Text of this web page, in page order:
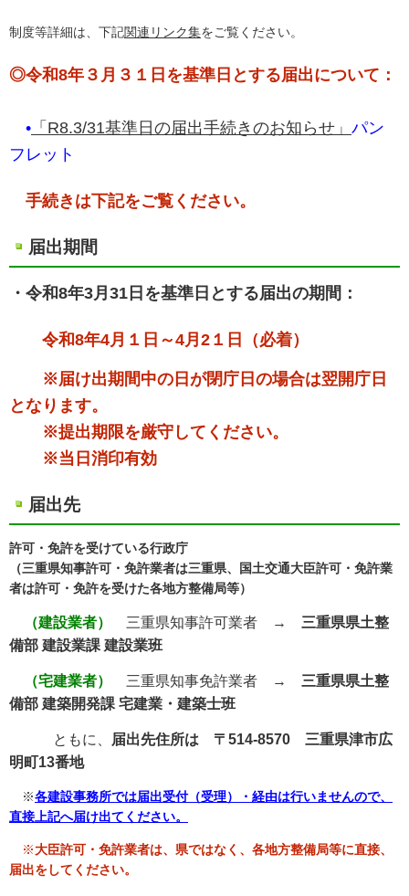
制度等詳細は、下記関連リンク集をご覧ください。
◎令和8年３月３１日を基準日とする届出について：
• 「R8.3/31基準日の届出手続きのお知らせ」 パン
フレット
手続きは下記をご覧ください。
届出期間
・令和8年3月31日を基準日とする届出の期間：
令和8年4月１日～4月2１日（必着）
※届け出期間中の日が閉庁日の場合は翌開庁日
となります。
※提出期限を厳守してください。
※当日消印有効
届出先
許可・免許を受けている行政庁
（三重県知事許可・免許業者は三重県、国土交通大臣許可・免許業
者は許可・免許を受けた各地方整備局等）
（建設業者） 三重県知事許可業者 → 三重県県土整
備部 建設業課 建設業班
（宅建業者） 三重県知事免許業者 → 三重県県土整
備部 建築開発課 宅建業・建築士班
ともに、 届出先住所は
〒514-8570 三重県津市広
明町13番地
※各建設事務所では届出受付（受理）・経由は行いませんので、
直接上記へ届け出てください。
※大臣許可・免許業者は、県ではなく、各地方整備局等に直接、
届出をしてください。